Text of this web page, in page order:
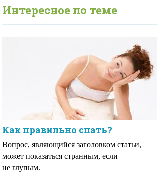
Интересное по теме
Как правильно спать?
Вопрос, являющийся заголовком статьи,
может показаться странным, если
не глупым.